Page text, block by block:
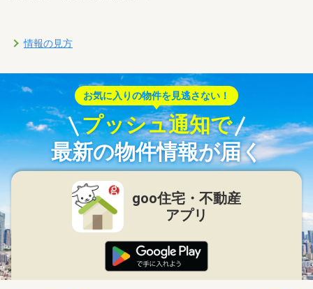
情報の見方
お気に入りの物件を見逃さない！
プッシュ通知で
最新の物件情報が届く
goo住宅・不動産
アプリ